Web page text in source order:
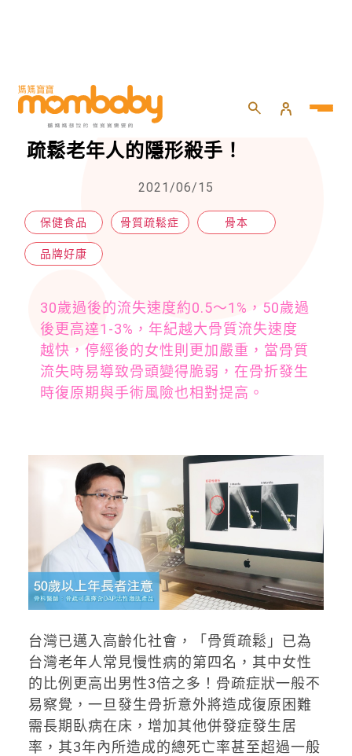
HOME 專題活動
台灣骨折死亡率全亞洲第一！骨質
疏鬆老年人的隱形殺手！
2021/06/15
保健食品 骨質疏鬆症 骨本
品牌好康
30歲過後的流失速度約0.5～1%，50歲過
後更高達1-3%，年紀越大骨質流失速度
越快，停經後的女性則更加嚴重，當骨質
流失時易導致骨頭變得脆弱，在骨折發生
時復原期與手術風險也相對提高。
台灣已邁入高齡化社會，「骨質疏鬆」已為
台灣老年人常見慢性病的第四名，其中女性
的比例更高出男性3倍之多！骨疏症狀一般不
易察覺，一旦發生骨折意外將造成復原困難
需長期臥病在床，增加其他併發症發生居
率，其3年內所造成的總死亡率甚至超過一般